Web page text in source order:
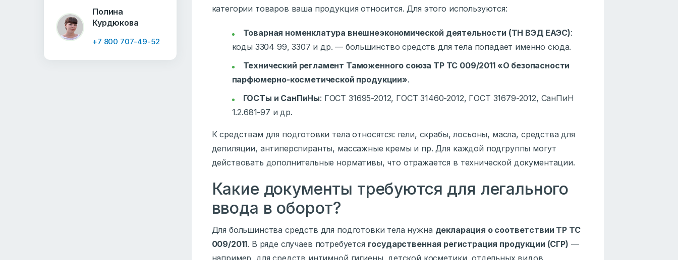
Полина
Курдюкова
+7 800 707-49-52
категории товаров ваша продукция относится. Для этого используются:
Товарная номенклатура внешнеэкономической деятельности (ТН ВЭД ЕАЭС):
коды 3304 99, 3307 и др. — большинство средств для тела попадает именно сюда.
Технический регламент Таможенного союза ТР ТС 009/2011 «О безопасности
парфюмерно-косметической продукции».
ГОСТы и СанПиНы: ГОСТ 31695-2012, ГОСТ 31460-2012, ГОСТ 31679-2012, СанПиН
1.2.681-97 и др.
К средствам для подготовки тела относятся: гели, скрабы, лосьоны, масла, средства для
депиляции, антиперспиранты, массажные кремы и пр. Для каждой подгруппы могут
действовать дополнительные нормативы, что отражается в технической документации.
Какие документы требуются для легального
ввода в оборот?
Для большинства средств для подготовки тела нужна декларация о соответствии ТР ТС
009/2011. В ряде случаев потребуется государственная регистрация продукции (СГР) —
например, для средств интимной гигиены, детской косметики, отдельных видов